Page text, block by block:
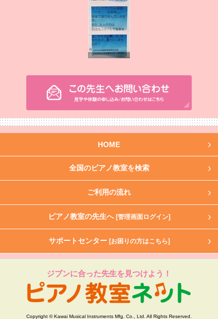
HOME
全国のピアノ教室を検索
ご利用の流れ
ピアノ教室の先生へ [管理画面ログイン]
サポートセンター [お困りの方はこちら]
ジブンに合った先生を見つけよう！
Copyright © Kawai Musical Instruments Mfg. Co., Ltd. All Rights Reserved.